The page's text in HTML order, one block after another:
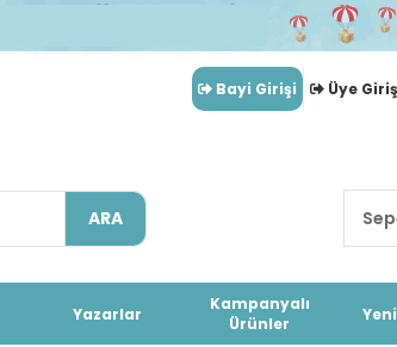
Bayi Girişi Üye
ARA
Yazarlar
Kampanyalı
Ürünler